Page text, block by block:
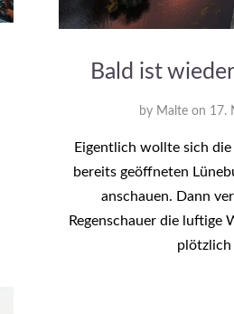
Bald ist
by Malte on 17.
Eigentlich wollte sich
bereits geöffneten
anschauen. Dann
Regenschauer die luftige